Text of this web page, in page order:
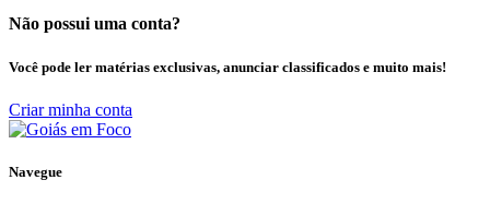
Não possui uma conta?
Você pode ler matérias exclusivas, anunciar classificados e muito mais!
Criar minha conta
Navegue